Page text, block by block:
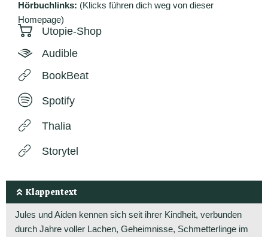
Hörbuchlinks: (Klicks führen dich weg von dieser
Homepage)
Utopie-Shop
Audible
BookBeat
Spotify
Thalia
Storytel
Klappentext
Jules und Aiden kennen sich seit ihrer Kindheit, verbunden
durch Jahre voller Lachen, Geheimnisse, Schmetterlinge im